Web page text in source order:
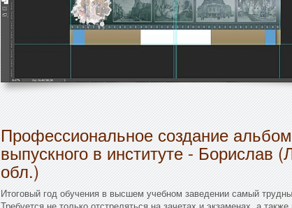
Профессиональное создание
выпускного в институте - Борислав
обл.)
Итоговый год обучения в высшем учебном заведении самый
Требуется не только отстреляться на зачетах и экзаменах, а